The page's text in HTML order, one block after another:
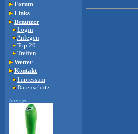
Forum
Links
Benutzer
Login
Anlegen
Top 20
Treffen
Wetter
Kontakt
Impressum
Datenschutz
Anzeige: